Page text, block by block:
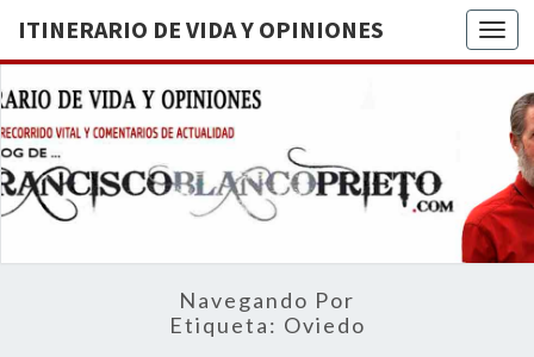
ITINERARIO DE VIDA Y OPINIONES
DE
BREVE
RECORRIDO
VITAL Y
ACTUALIDAD
Navegando Por
Etiqueta: Oviedo